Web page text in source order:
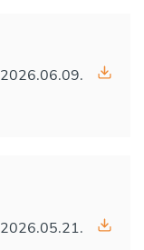
2026.06.09.
2026.05.21.